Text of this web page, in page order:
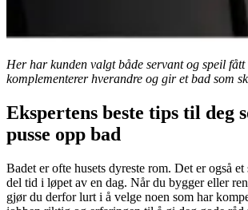
Her har kunden valgt både servant og speil
komplementerer hverandre og gir et bad som
Ekspertens beste tips til deg
pusse opp bad
Badet er ofte husets dyreste rom. Det er også
del tid i løpet av en dag. Når du bygger eller
gjør du derfor lurt i å velge noen som har